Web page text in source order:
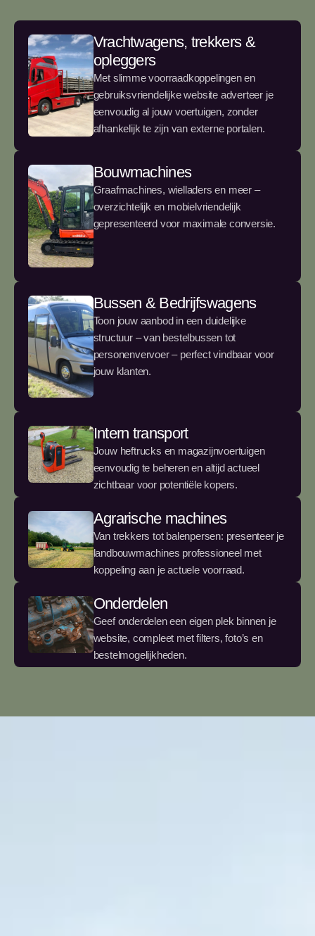
Vrachtwagens, trekkers &
opleggers
Met slimme voorraadkoppelingen en
gebruiksvriendelijke website adverteer je
eenvoudig al jouw voertuigen, zonder
afhankelijk te zijn van externe portalen.
Bouwmachines
Graafmachines, wielladers en meer –
overzichtelijk en mobielvriendelijk
gepresenteerd voor maximale conversie.
Bussen & Bedrijfswagens
Toon jouw aanbod in een duidelijke
structuur – van bestelbussen tot
personenvervoer – perfect vindbaar voor
jouw klanten.
Intern transport
Jouw heftrucks en magazijnvoertuigen
eenvoudig te beheren en altijd actueel
zichtbaar voor potentiële kopers.
Agrarische machines
Van trekkers tot balenpersen: presenteer je
landbouwmachines professioneel met
koppeling aan je actuele voorraad.
Onderdelen
Geef onderdelen een eigen plek binnen je
website, compleet met filters, foto’s en
bestelmogelijkheden.